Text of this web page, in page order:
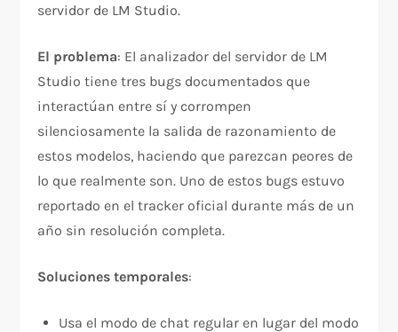
servidor de LM Studio.
El problema: El analizador del servidor de LM
Studio tiene tres bugs documentados que
interactúan entre sí y corrompen
silenciosamente la salida de razonamiento de
estos modelos, haciendo que parezcan peores de
lo que realmente son. Uno de estos bugs estuvo
reportado en el tracker oficial durante más de un
año sin resolución completa.
Soluciones temporales:
Usa el modo de chat regular en lugar del modo